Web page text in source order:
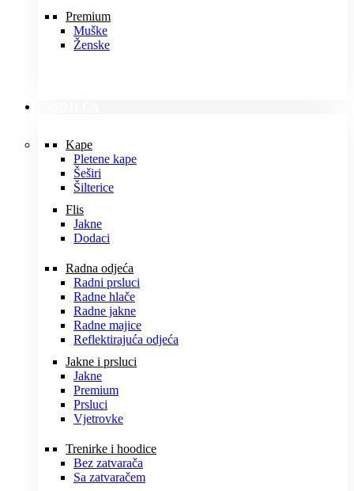
Premium
Muške
Ženske
Kape
Pletene kape
Šeširi
Šilterice
Flis
Jakne
Dodaci
Radna odjeća
Radni prsluci
Radne hlače
Radne jakne
Radne majice
Reflektirajuća odjeća
Jakne i prsluci
Jakne
Premium
Prsluci
Vjetrovke
Trenirke i hoodice
Bez zatvarača
Sa zatvaračem